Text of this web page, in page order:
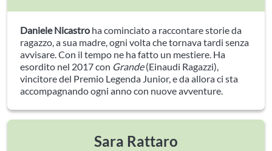
Daniele Nicastro ha cominciato a raccontare storie da
ragazzo, a sua madre, ogni volta che tornava tardi senza
avvisare. Con il tempo ne ha fatto un mestiere. Ha
esordito nel 2017 con Grande(Einaudi Ragazzi),
vincitore del Premio Legenda Junior, e da allora ci sta
accompagnando ogni anno con nuove avventure.
Sara Rattaro